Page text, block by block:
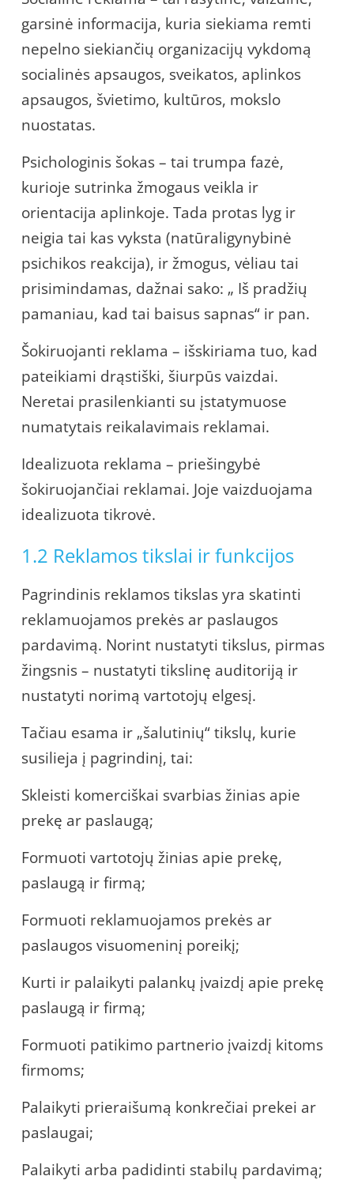
garsinė informacija, kuria siekiama remti
nepelno siekiančių organizacijų vykdomą
socialinės apsaugos, sveikatos, aplinkos
apsaugos, švietimo, kultūros, mokslo
nuostatas.
Psichologinis šokas – tai trumpa fazė,
kurioje sutrinka žmogaus veikla ir
orientacija aplinkoje. Tada protas lyg ir
neigia tai kas vyksta (natūraligynybinė
psichikos reakcija), ir žmogus, vėliau tai
prisimindamas, dažnai sako: „ Iš pradžių
pamaniau, kad tai baisus sapnas“ ir pan.
Šokiruojanti reklama – išskiriama tuo, kad
pateikiami drąstiški, šiurpūs vaizdai.
Neretai prasilenkianti su įstatymuose
numatytais reikalavimais reklamai.
Idealizuota reklama – priešingybė
šokiruojančiai reklamai. Joje vaizduojama
idealizuota tikrovė.
1.2 Reklamos tikslai ir funkcijos
Pagrindinis reklamos tikslas yra skatinti
reklamuojamos prekės ar paslaugos
pardavimą. Norint nustatyti tikslus, pirmas
žingsnis – nustatyti tikslinę auditoriją ir
nustatyti norimą vartotojų elgesį.
Tačiau esama ir „šalutinių“ tikslų, kurie
susilieja į pagrindinį, tai:
Skleisti komerciškai svarbias žinias apie
prekę ar paslaugą;
Formuoti vartotojų žinias apie prekę,
paslaugą ir firmą;
Formuoti reklamuojamos prekės ar
paslaugos visuomeninį poreikį;
Kurti ir palaikyti palankų įvaizdį apie prekę
paslaugą ir firmą;
Formuoti patikimo partnerio įvaizdį kitoms
firmoms;
Palaikyti prieraišumą konkrečiai prekei ar
paslaugai;
Palaikyti arba padidinti stabilų pardavimą;